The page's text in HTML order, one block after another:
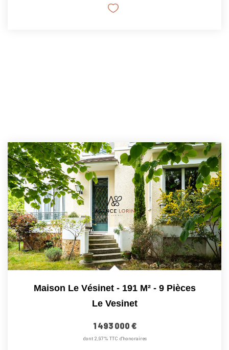
Maison Le Vésinet - 191 M² - 9 Pièces
Le Vesinet
1 493 000 €
dont 2,97% TTC d'honoraires